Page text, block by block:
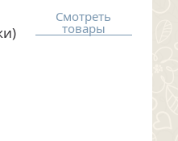
Смотреть
товары